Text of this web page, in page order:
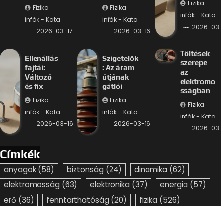
Fizika
infók - Kata
2026-03-17
Fizika
infók - Kata
2026-03-16
Fizika
infók - Kata
2026-
Ellenállás
fajtái:
Változó
és fix
Fizika
infók - Kata
2026-03-16
Szigetelők
: Az áram
útjának
gátlói
Fizika
infók - Kata
2026-03-16
Töltések
szerepe
az
elektromo
sságban
Fizika
infók - Kata
2026-
Címkék
anyagok (58) biztonság (24) dinamika (62)
elektromosság (63) elektronika (37) energia (57)
erő (36) fenntarthatóság (20) fizika (526)